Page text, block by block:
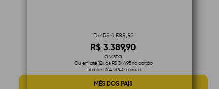
De R$ 4.588,89
R$ 3.389,90
à vista
Ou em até 12x de R$ 344,95 no cartão
Total de R$ 4.139,40 à prazo
MÊS DOS PAIS